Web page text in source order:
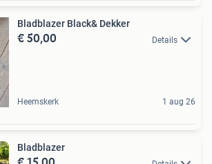
Bladblazer Black& Dekker
€ 50,00 Details
Heemskerk 1 aug 26
Bladblazer